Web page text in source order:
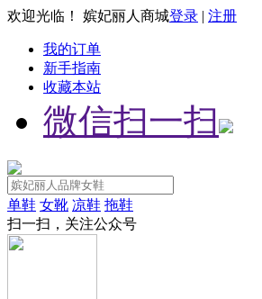
欢迎光临！ 嫔妃丽人商城登录 | 注册
我的订单
新手指南
收藏本站
微信扫一扫
单鞋 女靴 凉鞋 拖鞋
扫一扫，关注公众号